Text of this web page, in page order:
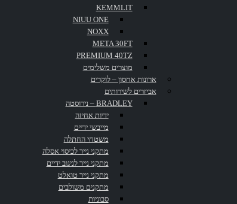
KEMMLIT
NIUU ONE
NOXX
META 30FT
PREMIUM 40TZ
מוצרים משלימים
ארונות אחסון – לוקרים
אביזרים לשירותים
BRADLEY – נירוסטה
ידיות אחיזה
מייבשי ידיים
משטחי החתלה
מתקני נייר לכיסוי אסלה
מתקני נייר לניגוב ידיים
מתקני נייר טואלט
מתקנים משולבים
סבוניות
תחנת דלק